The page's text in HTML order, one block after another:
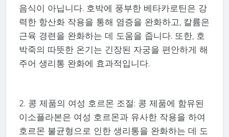
음식이 아닙니다. 호박에 풍부한 베타카로틴은 강
력한 항산화 작용을 통해 염증을 완화하고, 칼륨은
근육 경련을 완화하는 데 도움을 줍니다. 또한, 호
박죽의 따뜻한 온기는 긴장된 자궁을 편안하게 해
주어 생리통 완화에 효과적입니다.
2. 콩 제품의 여성 호르몬 조절: 콩 제품에 함유된
이소플라본은 여성 호르몬과 유사한 작용을 하여
호르몬 불균형으로 인한 생리통을 완화하는 데 도